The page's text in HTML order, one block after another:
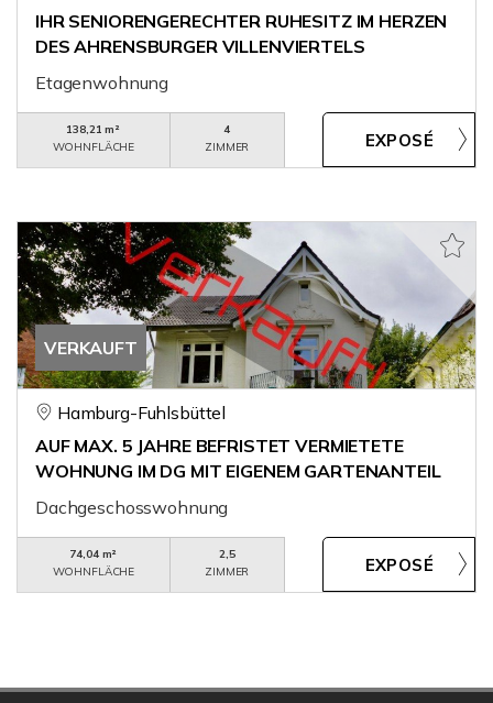
IHR SENIORENGERECHTER RUHESITZ IM HERZEN
DES AHRENSBURGER VILLENVIERTELS
Etagenwohnung
138,21 m²
WOHNFLÄCHE
4
ZIMMER
VERKAUFT
Hamburg-Fuhlsbüttel
AUF MAX. 5 JAHRE BEFRISTET VERMIETETE
WOHNUNG IM DG MIT EIGENEM GARTENANTEIL
Dachgeschosswohnung
74,04 m²
WOHNFLÄCHE
2,5
ZIMMER